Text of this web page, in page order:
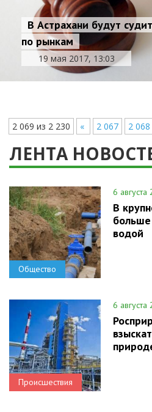
В Астрахани будут
по рынкам
19 мая 2017, 13:03
2 069 из 2 230 « 2 067 2 068
ЛЕНТА
Общество
6
В
водой
Происшествия
6